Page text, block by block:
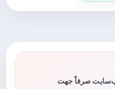
صرفاً جهت